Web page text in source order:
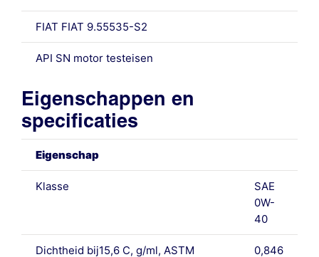
FIAT FIAT 9.55535-S2
API SN motor testeisen
Eigenschappen en
specificaties
Eigenschap
Klasse
SAE
0W-
40
Dichtheid bij15,6 C, g/ml, ASTM
0,846